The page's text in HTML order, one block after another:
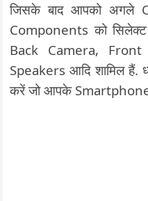
जिसके बाद आपको अगले
Components को
Back Camera, Front
Speakers आदि शामिल हैं.
करें जो आपके Smartphone